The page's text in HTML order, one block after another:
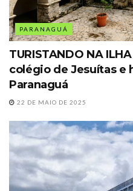
PARANAGUÁ
TURISTANDO NA
colégio de Jesuítas e
Paranaguá
22 DE MAIO DE 2025